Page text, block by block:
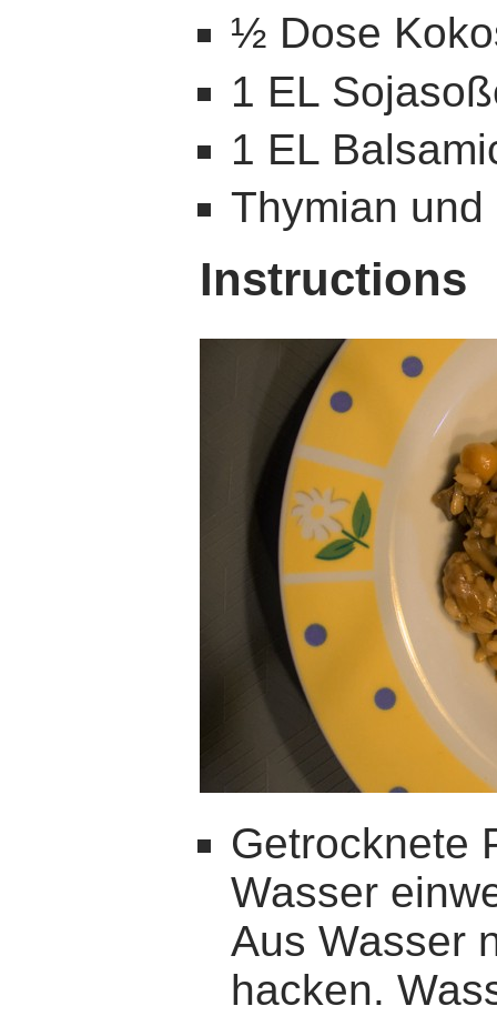
½ Dose
1 EL
1 EL
Thymian und
Instructions
Getrocknete
Wasser
Aus Wasser
hacken.